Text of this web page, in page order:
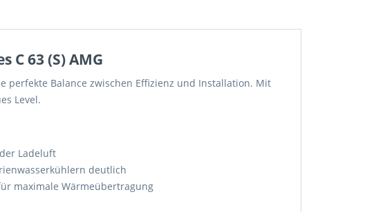
63 (S) AMG
perfekte Balance zwischen Effizienz und Installation. Mit
Level.
Ladeluft
deutlich
maximale Wärmeübertragung